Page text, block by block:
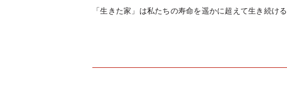
「生きた家」は私たちの寿命を遥かに超えて生き続け